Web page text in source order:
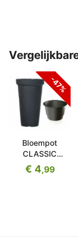
-47%
Bloempot
CLASSIC
TOWER
antraciet 30cm
€ 4,99